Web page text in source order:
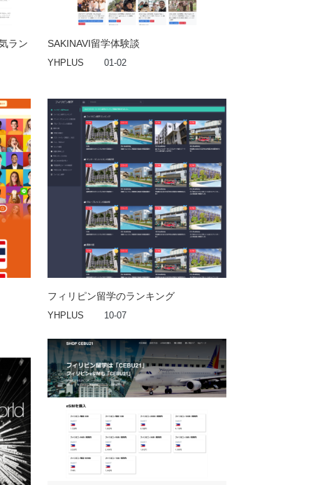
ラン SAKINAVI留学体験談
YHPLUS 01-02
フィリピン留学のランキング
YHPLUS 10-07